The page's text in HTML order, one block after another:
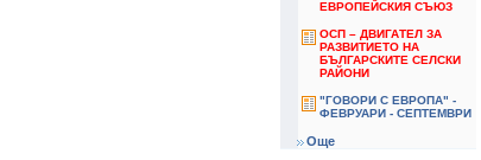
ЕВРОПЕЙСКИЯ СЪЮЗ
ОСП – ДВИГАТЕЛ ЗА
РАЗВИТИЕТО НА
БЪЛГАРСКИТЕ СЕЛСКИ
РАЙОНИ
"ГОВОРИ С ЕВРОПА" -
ФЕВРУАРИ - СЕПТЕМВРИ
Още